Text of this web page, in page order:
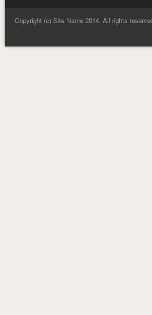
Copyright (c) Site Name 2014. All rights